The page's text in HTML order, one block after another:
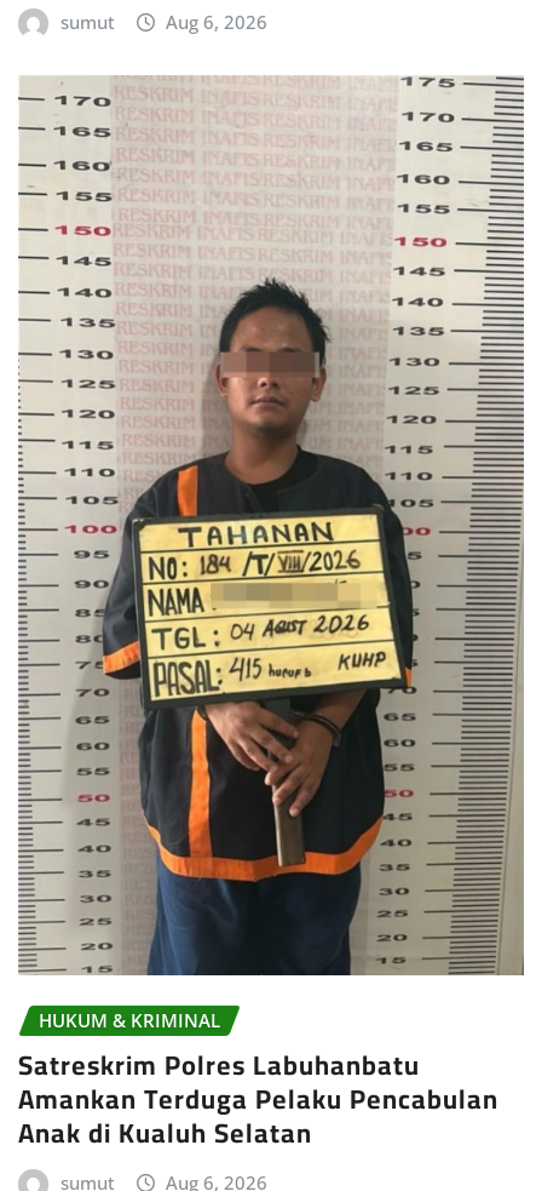
sumut Aug 6, 2026
HUKUM & KRIMINAL
Satreskrim Polres Labuhanbatu
Amankan Terduga Pelaku Pencabulan
Anak di Kualuh Selatan
sumut Aug 6, 2026